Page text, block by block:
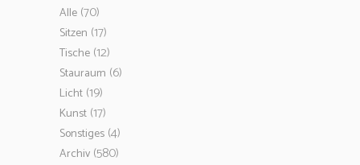
Alle (70)
Sitzen (17)
Tische (12)
Stauraum (6)
Licht (19)
Kunst (17)
Sonstiges (4)
Archiv (580)